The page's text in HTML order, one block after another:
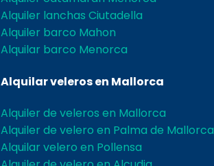
Alquiler lanchas Ciutadella
Alquiler barco Mahon
Alquilar barco Menorca
Alquilar veleros en Mallorca
Alquiler de veleros en Mallorca
Alquiler de velero en Palma de Mallorca
Alquilar velero en Pollensa